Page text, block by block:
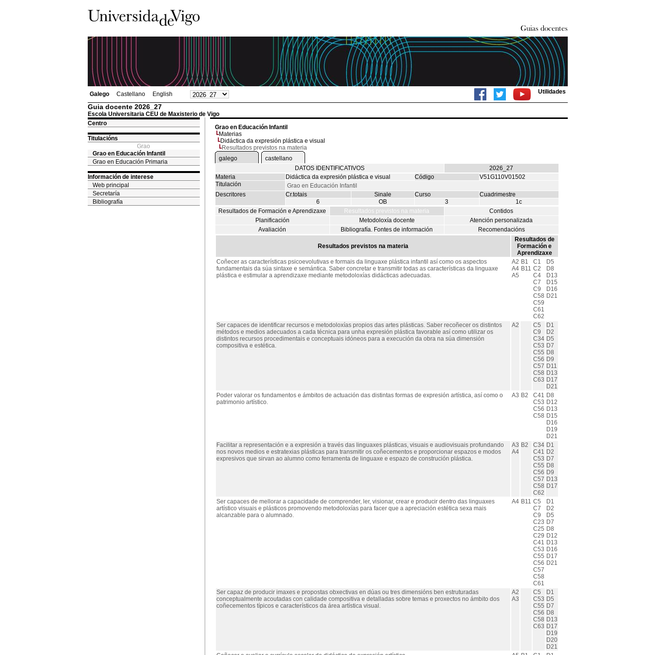
Galego Castellano English Utilidades
Guia docente 2026_27
Escola Universitaria CEU de Maxisterio de Vigo
Centro
Titulacións
Grao
Grao en Educación Infantil
Grao en Educación Primaria
Información de interese
Web principal
Secretaría
Bibliografía
Grao en Educación Infantil
Materias
Didáctica da expresión plástica e visual
Resultados previstos na materia
galego
castellano
DATOS IDENTIFICATIVOS
2026_27
Materia
Didáctica da expresión plástica e visual Código
V51G110V01502
Titulación
Grao en Educación Infantil
Descritores
Cr.totais Sinale Curso
Cuadrimestre
6
OB 3
1c
Resultados de Formación e Aprendizaxe
Resultados previstos na materia
Contidos
Planificación
Metodoloxía docente
Atención personalizada
Avaliación
Bibliografía. Fontes de información Recomendacións
Resultados previstos na materia
Resultados de
Formación e
Aprendizaxe
Coñecer as características psicoevolutivas e formais da linguaxe plástica infantil así como os aspectos
fundamentais da súa sintaxe e semántica. Saber concretar e transmitir todas as características da linguaxe
plástica e estimular a aprendizaxe mediante metodoloxías didácticas adecuadas.
A2
A4
A5
B1
B11
C1
C2
C4
C7
C9
C58
C59
C61
C62
D5
D8
D13
D15
D16
D21
Ser capaces de identificar recursos e metodoloxías propios das artes plásticas. Saber recoñecer os distintos
métodos e medios adecuados a cada técnica para unha expresión plástica favorable así como utilizar os
distintos recursos procedimentais e conceptuais idóneos para a execución da obra na súa dimensión
compositiva e estética.
A2
C5
C9
C34
C53
C55
C56
C57
C58
C63
D1
D2
D5
D7
D8
D9
D11
D13
D17
D21
Poder valorar os fundamentos e ámbitos de actuación das distintas formas de expresión artística, así como o
patrimonio artístico.
A3 B2
C41
C53
C56
C58
D8
D12
D13
D15
D16
D19
D21
Facilitar a representación e a expresión a través das linguaxes plásticas, visuais e audiovisuais profundando
nos novos medios e estratexias plásticas para transmitir os coñecementos e proporcionar espazos e modos
expresivos que sirvan ao alumno como ferramenta de linguaxe e espazo de construción plástica.
A3
A4
B2
C34
C41
C53
C55
C56
C57
C58
C62
D1
D2
D7
D8
D9
D13
D17
Ser capaces de mellorar a capacidade de comprender, ler, visionar, crear e producir dentro das linguaxes
artístico visuais e plásticos promovendo metodoloxías para facer que a apreciación estética sexa mais
alcanzable para o alumnado.
A4 B11 C5
C7
C9
C23
C25
C29
C41
C53
C55
C56
C57
C58
C61
D1
D2
D5
D7
D8
D12
D13
D16
D17
D21
Ser capaz de producir imaxes e propostas obxectivas en dúas ou tres dimensións ben estruturadas
conceptualmente acoutadas con calidade compositiva e detalladas sobre temas e proxectos no ámbito dos
coñecementos típicos e característicos da área artística visual.
A2
A3
C5
C53
C55
C56
C58
C63
D1
D5
D7
D8
D13
D17
D19
D20
D21